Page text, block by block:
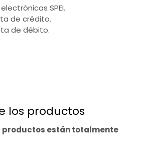
SPEI.
de crédito.
de débito.
los productos
productos están totalmente